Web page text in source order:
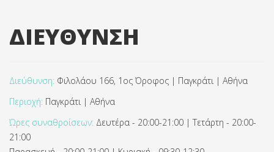
ΔΙΕΥΘΥΝΣΗ
Διεύθυνση: Φιλολάου 166, 1ος Όροφος | Παγκράτι | Αθήνα
Περιοχή: Παγκράτι | Αθήνα
Ώρες συναθροίσεων: Δευτέρα - 20:00-21:00 | Τετάρτη - 20:00-
21:00